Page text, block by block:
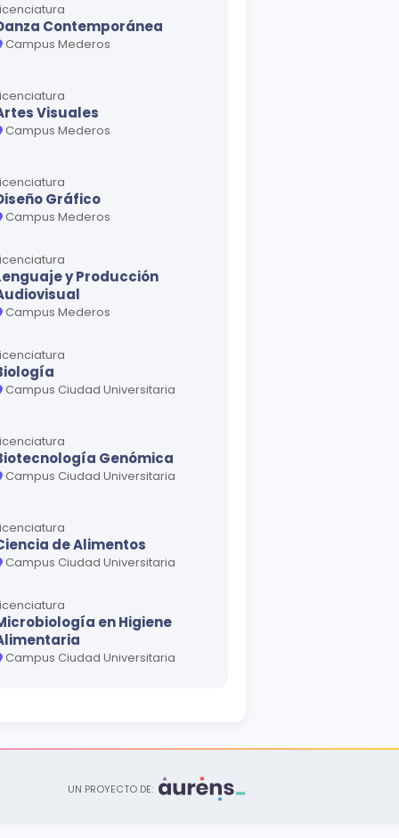
Contemporánea
Campus Mederos
Visuales
Campus Mederos
Gráfico
Campus Mederos
y Producción
Campus Mederos
Campus Ciudad Universitaria
Genómica
Campus Ciudad Universitaria
de Alimentos
Campus Ciudad Universitaria
en Higiene
Campus Ciudad Universitaria
Campus Ciudad Universitaria
UN PROYECTO DE: